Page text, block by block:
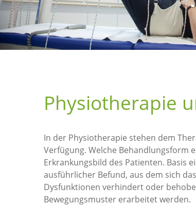
Physiotherapie
In der Physiotherapie stehen dem
Verfügung. Welche Behandlungsform
Erkrankungsbild des Patienten. Basis
ausführlicher Befund, aus dem sich
Dysfunktionen verhindert oder
Bewegungsmuster erarbeitet werden.